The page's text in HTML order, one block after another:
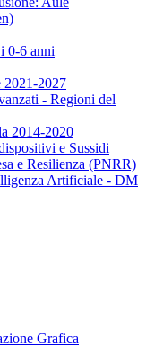
0-6 anni
2021-2027
- Regioni del
2014-2020
e Sussidi
e Resilienza (PNRR)
Artificiale - DM
Grafica